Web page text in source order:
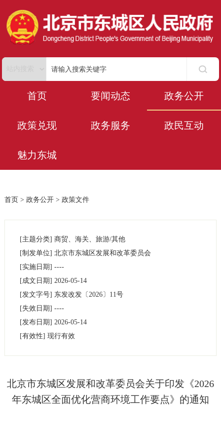
首页 要闻动态 政务公开
政策兑现 政务服务 政民互动
魅力东城
首页 > 政务公开> 政策文件
[主题分类] 商贸、海关、旅游/其他
[制发单位] 北京市东城区发展和改革委员会
[实施日期] ----
[成文日期] 2026-05-14
[发文字号] 东发改发〔2026〕 11号
[失效日期] ----
[发布日期] 2026-05-14
[有效性] 现行有效
北京市东城区发展和改革委员会关于印发《2026
年东城区全面优化营商环境工作要点》的通知